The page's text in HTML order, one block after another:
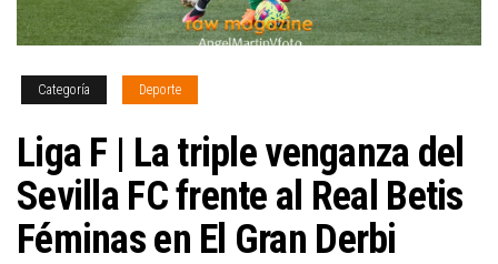
Categoría Deporte
Liga F | La triple venganza del
Sevilla FC frente al Real Betis
Féminas en El Gran Derbi